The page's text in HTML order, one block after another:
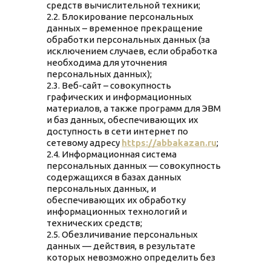
средств вычислительной техники;
2.2. Блокирование персональных
данных – временное прекращение
обработки персональных данных (за
исключением случаев, если обработка
необходима для уточнения
персональных данных);
2.3. Веб-сайт – совокупность
графических и информационных
материалов, а также программ для ЭВМ
и баз данных, обеспечивающих их
доступность в сети интернет по
сетевому адресу https://abbakazan.ru;
2.4. Информационная система
персональных данных — совокупность
содержащихся в базах данных
персональных данных, и
обеспечивающих их обработку
информационных технологий и
технических средств;
2.5. Обезличивание персональных
данных — действия, в результате
которых невозможно определить без